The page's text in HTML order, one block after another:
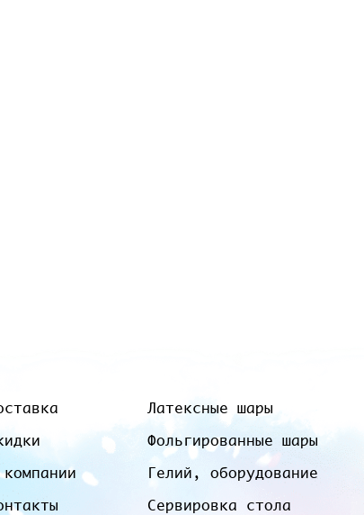
Латексные шары
Фольгированные шары
Гелий, оборудование
Сервировка стола